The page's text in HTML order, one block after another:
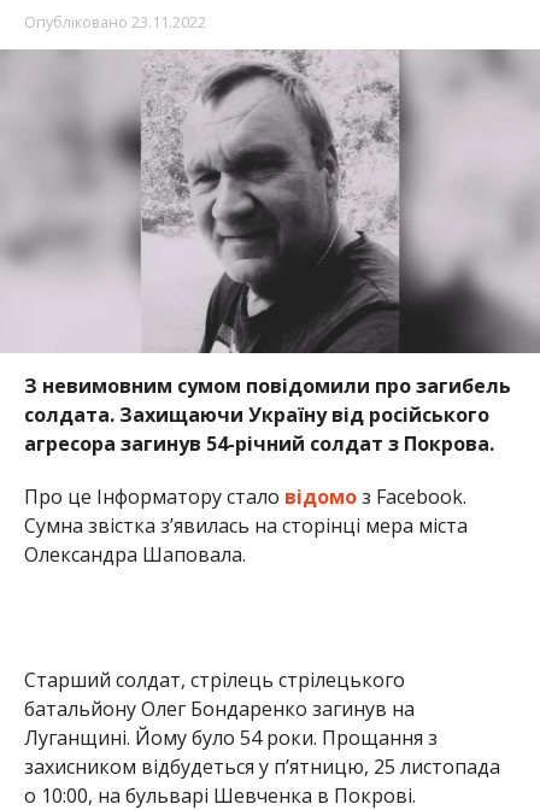
Опубліковано 23.11.2022
З невимовним сумом повідомили про загибель
солдата. Захищаючи Україну від російського
агресора загинув 54-річний солдат з Покрова.
Про це Інформатору стало відомоз Facebook.
Сумна звістка з’явилась на сторінці мера міста
Олександра Шаповала.
Старший солдат, стрілець стрілецького
батальйону Олег Бондаренко загинув на
Луганщині. Йому було 54 роки. Прощання з
захисником відбудеться у п’ятницю, 25 листопада
о 10:00, на бульварі Шевченка в Покрові.